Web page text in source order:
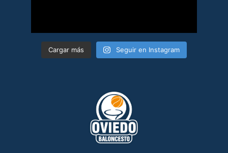
Cargar más Seguir en Instagram